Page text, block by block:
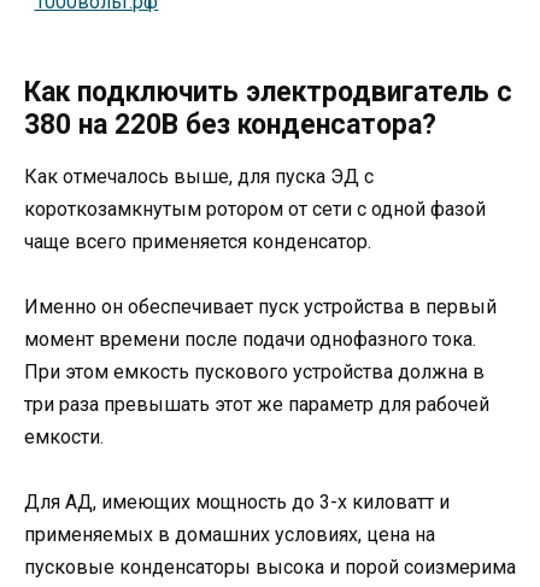
Как подключить электродвигатель с
380 на 220В без конденсатора?
Как отмечалось выше, для пуска ЭД с
короткозамкнутым ротором от сети с одной фазой
чаще всего применяется конденсатор.
Именно он обеспечивает пуск устройства в первый
момент времени после подачи однофазного тока.
При этом емкость пускового устройства должна в
три раза превышать этот же параметр для рабочей
емкости.
Для АД, имеющих мощность до 3-х киловатт и
применяемых в домашних условиях, цена на
пусковые конденсаторы высока и порой соизмерима